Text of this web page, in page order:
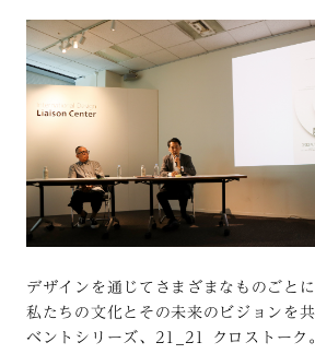
デザインを通じてさまざまなものごと
私たちの文化とその未来のビジョンを
ベントシリーズ、21_21 クロストーク